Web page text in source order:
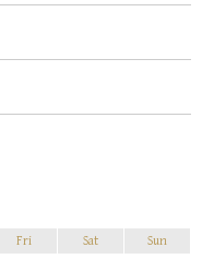
Fri Sat Sun